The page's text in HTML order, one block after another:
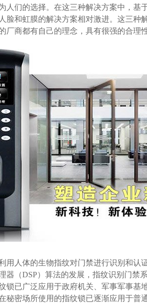
人们的选择。在这三种解决方案中，基
脸和虹膜的解决方案相对激进。这三种
厂商都有自己的理念，具有很强的合理性
用人体的生物指纹对门禁进行识别和认
器（DSP）算法的发展，指纹识别门禁
锁已广泛应用于政府机关、军事军事基
秘密场所使用的指纹锁已逐渐应用于普